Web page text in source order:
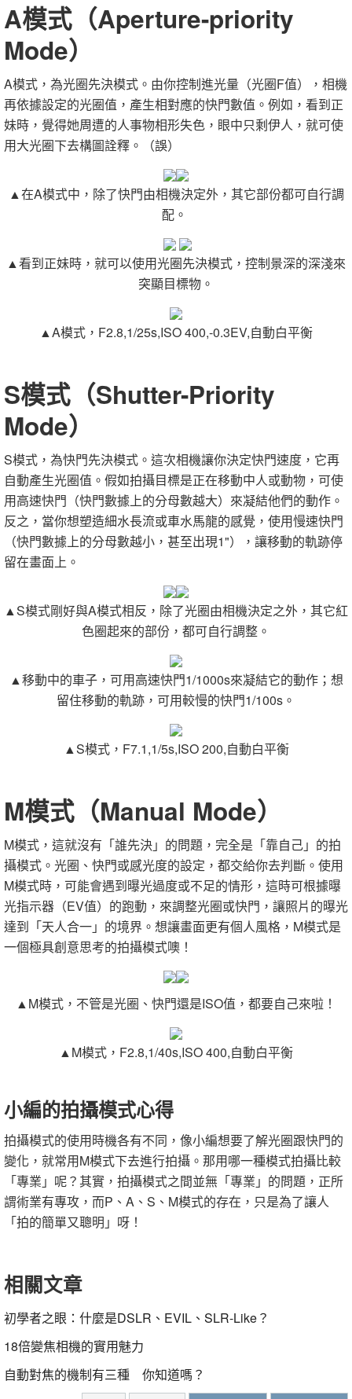
A模式（Aperture-priority
Mode）
A模式，為光圈先決模式。由你控制進光量（光圈F值），相機
再依據設定的光圈值，產生相對應的快門數值。例如，看到正
妹時，覺得她周遭的人事物相形失色，眼中只剩伊人，就可使
用大光圈下去構圖詮釋。（誤）
▲在A模式中，除了快門由相機決定外，其它部份都可自行調
配。
▲看到正妹時，就可以使用光圈先決模式，控制景深的深淺來
突顯目標物。
▲A模式，F2.8,1/25s,ISO 400,-0.3EV,自動白平衡
S模式（Shutter-Priority
Mode）
S模式，為快門先決模式。這次相機讓你決定快門速度，它再
自動產生光圈值。假如拍攝目標是正在移動中人或動物，可使
用高速快門（快門數據上的分母數越大）來凝結他們的動作。
反之，當你想塑造細水長流或車水馬龍的感覺，使用慢速快門
（快門數據上的分母數越小，甚至出現1"），讓移動的軌跡停
留在畫面上。
▲S模式剛好與A模式相反，除了光圈由相機決定之外，其它紅
色圈起來的部份，都可自行調整。
▲移動中的車子，可用高速快門1/1000s來凝結它的動作；想
留住移動的軌跡，可用較慢的快門1/100s。
▲S模式，F7.1,1/5s,ISO 200,自動白平衡
M模式（Manual Mode）
M模式，這就沒有「誰先決」的問題，完全是「靠自己」的拍
攝模式。光圈、快門或感光度的設定，都交給你去判斷。使用
M模式時，可能會遇到曝光過度或不足的情形，這時可根據曝
光指示器（EV值）的跑動，來調整光圈或快門，讓照片的曝光
達到「天人合一」的境界。想讓畫面更有個人風格，M模式是
一個極具創意思考的拍攝模式噢！
▲M模式，不管是光圈、快門還是ISO值，都要自己來啦！
▲M模式，F2.8,1/40s,ISO 400,自動白平衡
小編的拍攝模式心得
拍攝模式的使用時機各有不同，像小編想要了解光圈跟快門的
變化，就常用M模式下去進行拍攝。那用哪一種模式拍攝比較
「專業」呢？其實，拍攝模式之間並無「專業」的問題，正所
謂術業有專攻，而P、A、S、M模式的存在，只是為了讓人
「拍的簡單又聰明」呀！
相關文章
初學者之眼：什麼是DSLR、EVIL、SLR-Like？
18倍變焦相機的實用魅力
自動對焦的機制有三種 你知道嗎？